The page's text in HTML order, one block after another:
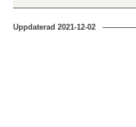
Uppdaterad2021-12-02